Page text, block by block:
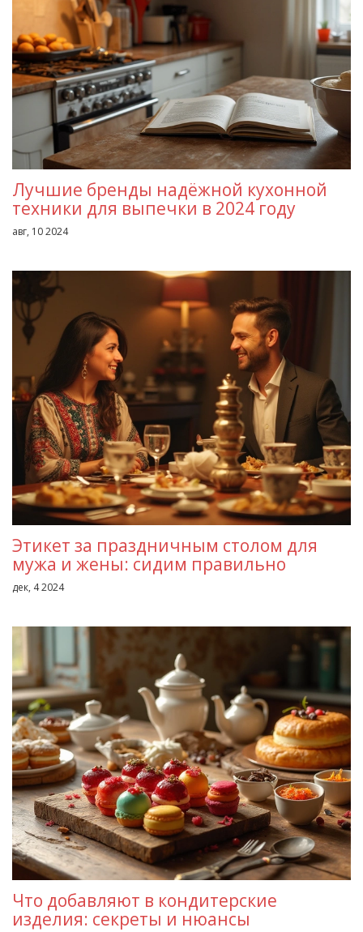
Лучшие бренды надёжной кухонной
техники для выпечки в 2024 году
авг, 10 2024
Этикет за праздничным столом для
мужа и жены: сидим правильно
дек, 4 2024
Что добавляют в кондитерские
изделия: секреты и нюансы